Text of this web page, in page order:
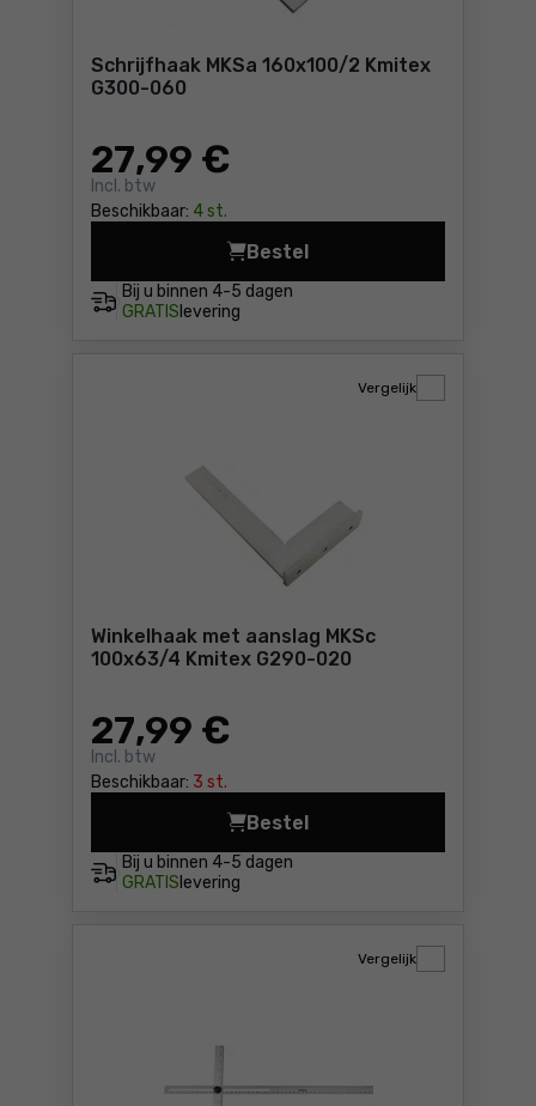
Schrijfhaak MKSa 160x100/2 Kmitex
G300-060
27,99 €
Incl. btw
Beschikbaar: 4 st.
Bij u binnen 4-5 dagen
GRATIS levering
Bestel
Winkelhaak met aanslag MKSc
100x63/4 Kmitex G290-020
27,99 €
Incl. btw
Beschikbaar: 3 st.
Vergelijk
Bij u binnen 4-5 dagen
GRATIS levering
Bestel
Vergelijk